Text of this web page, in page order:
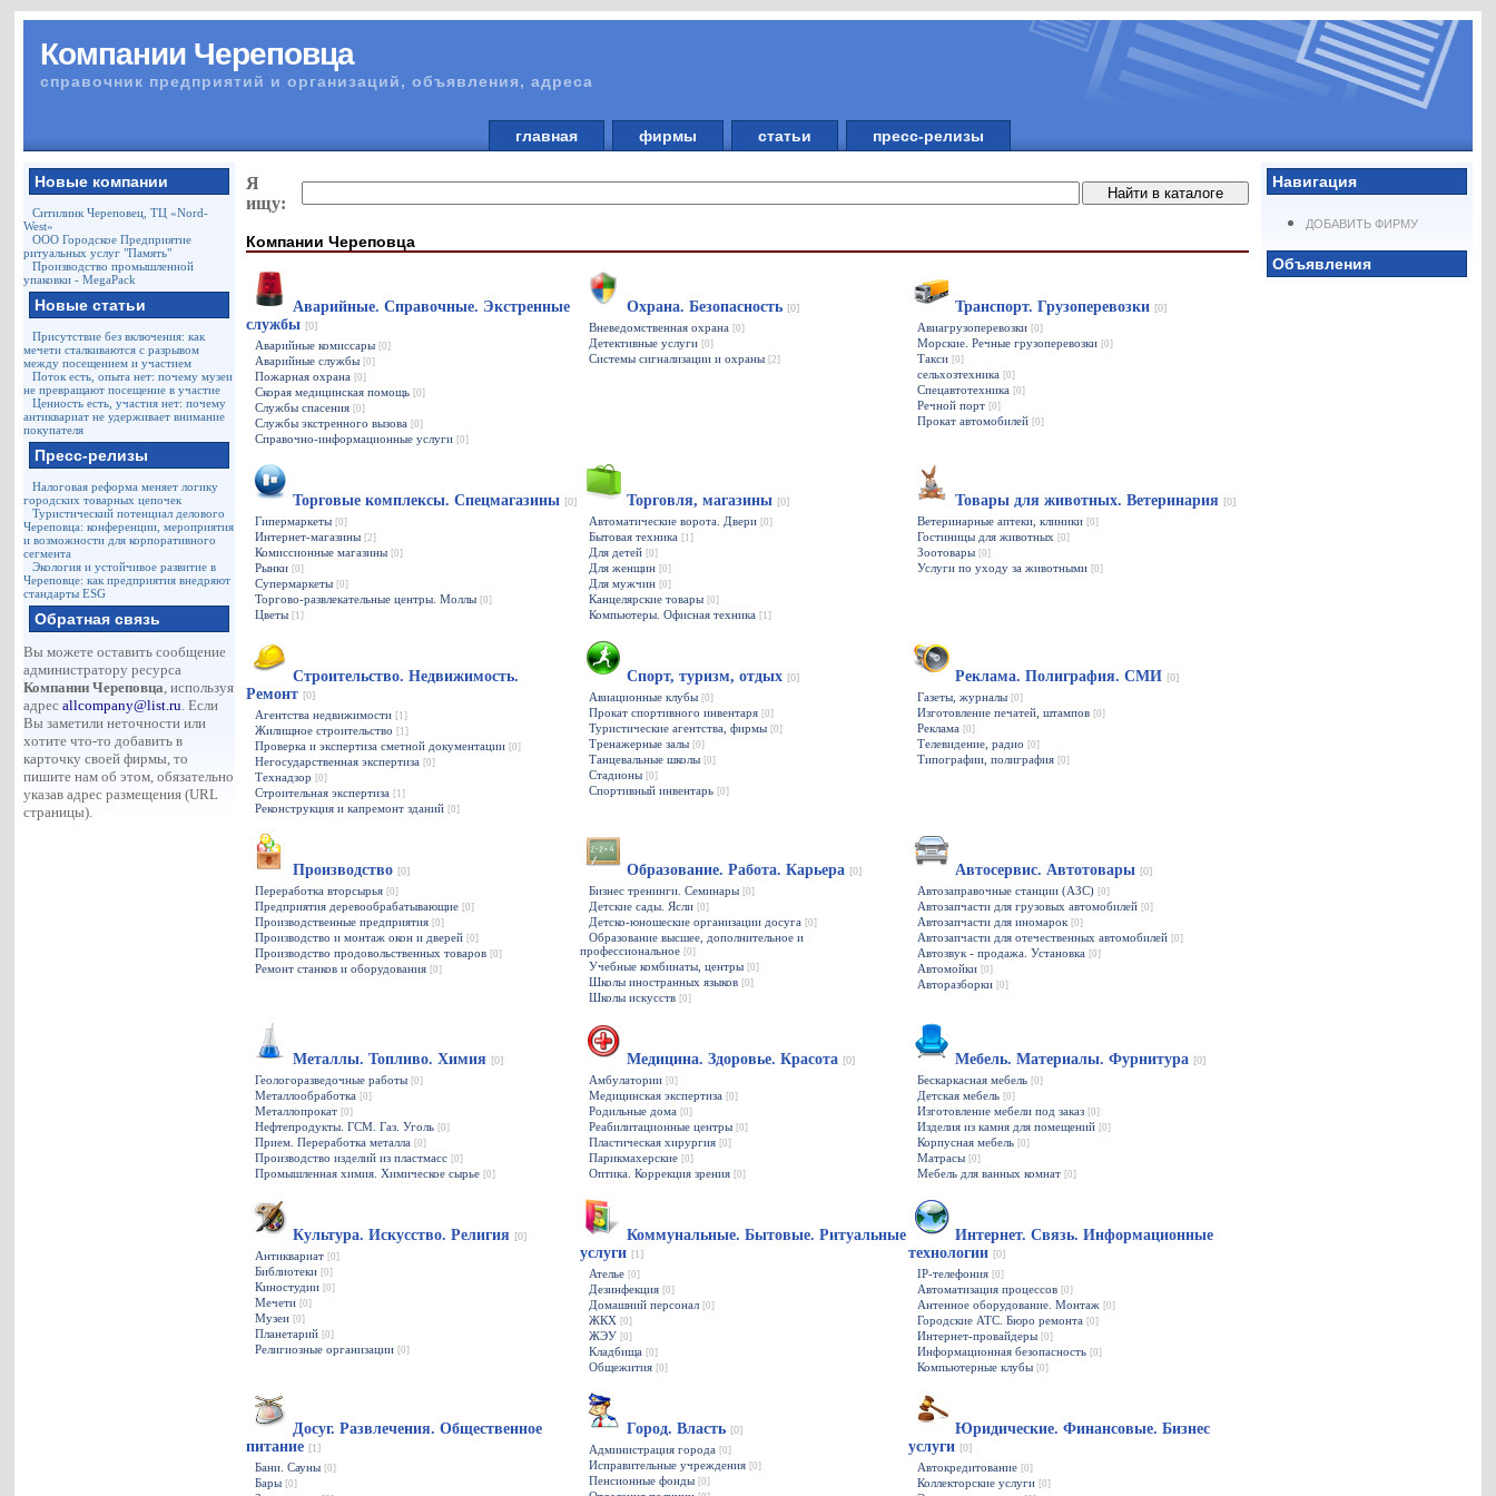
Компании Череповца
справочник предприятий и организаций, объявления, адреса
главная фирмы статьи пресс-релизы
Новые компании
Ситилинк Череповец, ТЦ «Nord-
West»
ООО Городское Предприятие
ритуальных услуг "Память"
Производство промышленной
упаковки - MegaPack
Новые статьи
Присутствие без включения: как
мечети сталкиваются с разрывом
между посещением и участием
Поток есть, опыта нет: почему музеи
не превращают посещение в участие
Ценность есть, участия нет: почему
антиквариат не удерживает внимание
покупателя
Пресс-релизы
Налоговая реформа меняет логику
городских товарных цепочек
Туристический потенциал делового
Череповца: конференции, мероприятия
и возможности для корпоративного
сегмента
Экология и устойчивое развитие в
Череповце: как предприятия внедряют
стандарты ESG
Обратная связь
Вы можете оставить сообщение
администратору ресурса
Компании Череповца, используя
адресallcompany@list.ru. Если
Вы заметили неточности или
хотите что-то добавить в
карточку своей фирмы, то
пишите нам об этом, обязательно
указав адрес размещения (URL
страницы).
Навигация
ДОБАВИТЬ ФИРМУ
Объявления
Я
ищу:
Компании Череповца
Аварийные. Справочные. Экстренные
службы [0]
Аварийные комиссары[0]
Аварийные службы[0]
Пожарная охрана[0]
Скорая медицинская помощь[0]
Службы спасения[0]
Службы экстренного вызова[0]
Справочно-информационные услуги[0]
Охрана. Безопасность [0]
Вневедомственная охрана[0]
Детективные услуги[0]
Системы сигнализации и охраны[2]
Транспорт. Грузоперевозки [0]
Авиагрузоперевозки[0]
Морские. Речные грузоперевозки[0]
Такси[0]
сельхозтехника[0]
Спецавтотехника[0]
Речной порт[0]
Прокат автомобилей[0]
Торговые комплексы. Спецмагазины [0]
Гипермаркеты[0]
Интернет-магазины[2]
Комиссионные магазины[0]
Рынки[0]
Супермаркеты[0]
Торгово-развлекательные центры. Моллы[0]
Цветы[1]
Торговля, магазины [0]
Автоматические ворота. Двери[0]
Бытовая техника[1]
Для детей[0]
Для женщин[0]
Для мужчин[0]
Канцелярские товары[0]
Компьютеры. Офисная техника[1]
Товары для животных. Ветеринария [0]
Ветеринарные аптеки, клиники[0]
Гостиницы для животных[0]
Зоотовары[0]
Услуги по уходу за животными[0]
Строительство. Недвижимость.
Ремонт [0]
Агентства недвижимости[1]
Жилищное строительство[1]
Проверка и экспертиза сметной документации[0]
Негосударственная экспертиза[0]
Технадзор[0]
Строительная экспертиза[1]
Реконструкция и капремонт зданий[0]
Спорт, туризм, отдых [0]
Авиационные клубы[0]
Прокат спортивного инвентаря[0]
Туристические агентства, фирмы[0]
Тренажерные залы[0]
Танцевальные школы[0]
Стадионы[0]
Спортивный инвентарь[0]
Реклама. Полиграфия. СМИ [0]
Газеты, журналы[0]
Изготовление печатей, штампов[0]
Реклама[0]
Телевидение, радио[0]
Типографии, полиграфия[0]
Производство [0]
Переработка вторсырья[0]
Предприятия деревообрабатывающие[0]
Производственные предприятия[0]
Производство и монтаж окон и дверей[0]
Производство продовольственных товаров[0]
Ремонт станков и оборудования[0]
Образование. Работа. Карьера [0]
Бизнес тренинги. Семинары[0]
Детские сады. Ясли[0]
Детско-юношеские организации досуга[0]
Образование высшее, дополнительное и
профессиональное[0]
Учебные комбинаты, центры[0]
Школы иностранных языков[0]
Школы искусств[0]
Автосервис. Автотовары [0]
Автозаправочные станции (АЗС)[0]
Автозапчасти для грузовых автомобилей[0]
Автозапчасти для иномарок[0]
Автозапчасти для отечественных автомобилей[0]
Автозвук - продажа. Установка[0]
Автомойки[0]
Авторазборки[0]
Металлы. Топливо. Химия [0]
Геологоразведочные работы[0]
Металлообработка[0]
Металлопрокат[0]
Нефтепродукты. ГСМ. Газ. Уголь[0]
Прием. Переработка металла[0]
Производство изделий из пластмасс[0]
Промышленная химия. Химическое сырье[0]
Медицина. Здоровье. Красота [0]
Амбулатории[0]
Медицинская экспертиза[0]
Родильные дома[0]
Реабилитационные центры[0]
Пластическая хирургия[0]
Парикмахерские[0]
Оптика. Коррекция зрения[0]
Мебель. Материалы. Фурнитура [0]
Бескаркасная мебель[0]
Детская мебель[0]
Изготовление мебели под заказ[0]
Изделия из камня для помещений[0]
Корпусная мебель[0]
Матрасы[0]
Мебель для ванных комнат[0]
Культура. Искусство. Религия [0]
Антиквариат[0]
Библиотеки[0]
Киностудии[0]
Мечети[0]
Музеи[0]
Планетарий[0]
Религиозные организации[0]
Коммунальные. Бытовые. Ритуальные
услуги [1]
Ателье[0]
Дезинфекция[0]
Домашний персонал[0]
ЖКХ[0]
ЖЭУ[0]
Кладбища[0]
Общежития[0]
Интернет. Связь. Информационные
технологии [0]
IP-телефония[0]
Автоматизация процессов[0]
Антенное оборудование. Монтаж[0]
Городские АТС. Бюро ремонта[0]
Интернет-провайдеры[0]
Информационная безопасность[0]
Компьютерные клубы[0]
Досуг. Развлечения. Общественное
питание [1]
Бани. Сауны[0]
Бары[0]
Город. Власть [0]
Администрация города[0]
Исправительные учреждения[0]
Пенсионные фонды[0]
Юридические. Финансовые. Бизнес
услуги [0]
Автокредитование[0]
Коллекторские услуги[0]